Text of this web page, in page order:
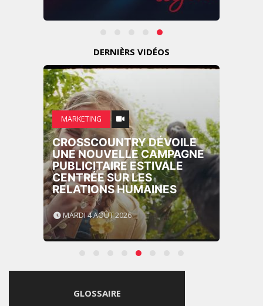
DERNIÈRS VIDÉOS
MARKETING
CROSSCOUNTRY DÉVOILE
UNE NOUVELLE CAMPAGNE
PUBLICITAIRE ESTIVALE
CENTRÉE SUR LES
RELATIONS HUMAINES
MARDI 4 AOÛT 2026
GLOSSAIRE